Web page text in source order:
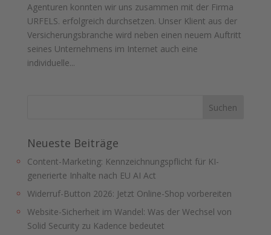
Agenturen konnten wir uns zusammen mit der Firma
URFELS. erfolgreich durchsetzen. Unser Klient aus der
Versicherungsbranche wird neben einen neuem Auftritt
seines Unternehmens im Internet auch eine
individuelle...
Neueste Beiträge
Content-Marketing: Kennzeichnungspflicht für KI-
generierte Inhalte nach EU AI Act
Widerruf-Button 2026: Jetzt Online-Shop vorbereiten
Website-Sicherheit im Wandel: Was der Wechsel von
Solid Security zu Kadence bedeutet